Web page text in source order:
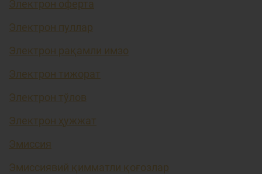
Электрон оферта
Электрон пуллар
Электрон рақамли имзо
Электрон тижорат
Электрон тўлов
Электрон ҳужжат
Эмиссия
Эмиссиявий қимматли қоғозлар